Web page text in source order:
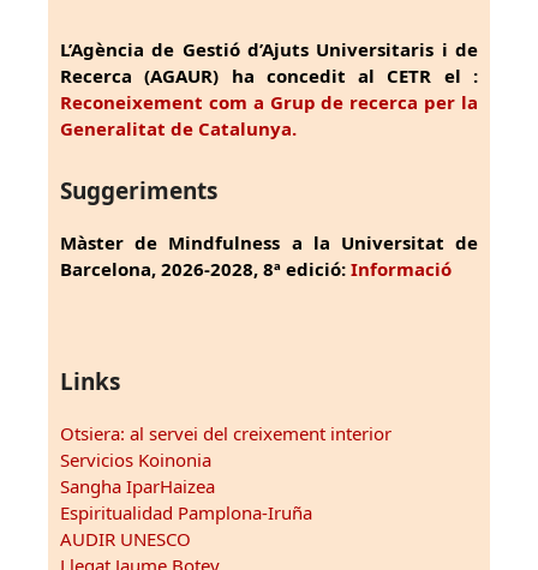
L’Agència de Gestió d’Ajuts Universitaris i de
Recerca (AGAUR) ha concedit al CETR el :
Reconeixement com a Grup de recerca per la
Generalitat de Catalunya.
Suggeriments
Màster de Mindfulness a la Universitat de
Barcelona, 2026-2028, 8ª edició: Informació
Links
Otsiera: al servei del creixement interior
Servicios Koinonia
Sangha IparHaizea
Espiritualidad Pamplona-Iruña
AUDIR UNESCO
Llegat Jaume Botey